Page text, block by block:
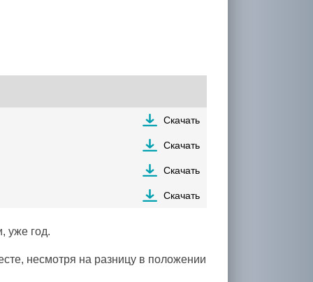
Скачать
Скачать
Скачать
Скачать
уже год.
несмотря на разницу в положении